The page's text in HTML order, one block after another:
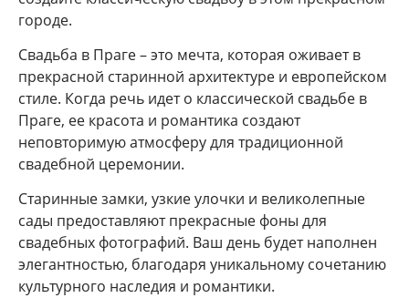
городе.
Свадьба в Праге – это мечта, которая оживает в
прекрасной старинной архитектуре и европейском
стиле. Когда речь идет о классической свадьбе в
Праге, ее красота и романтика создают
неповторимую атмосферу для традиционной
свадебной церемонии.
Старинные замки, узкие улочки и великолепные
сады предоставляют прекрасные фоны для
свадебных фотографий. Ваш день будет наполнен
элегантностью, благодаря уникальному сочетанию
культурного наследия и романтики.